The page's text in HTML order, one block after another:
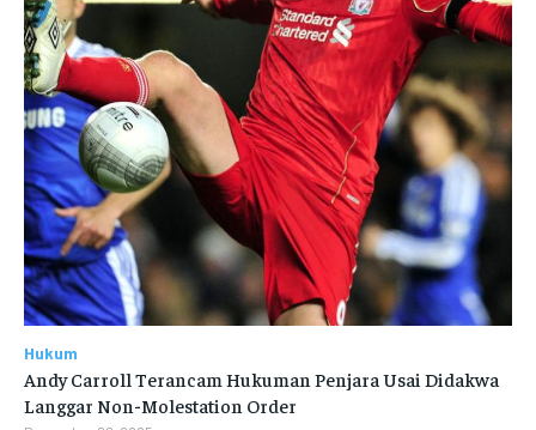
Hukum
Andy Carroll Terancam Hukuman Penjara Usai Didakwa
Langgar Non-Molestation Order